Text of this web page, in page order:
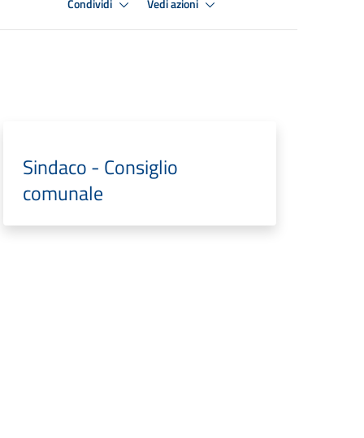
Condividi Vedi azioni
Sindaco - Consiglio
comunale